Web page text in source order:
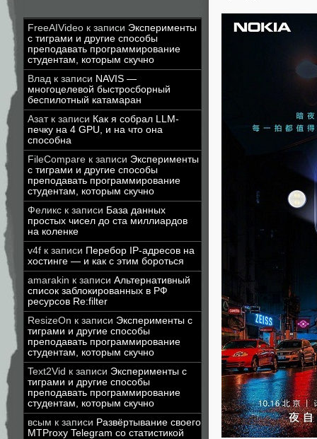
FreeAIVideo к записи Эксперименты
с тиграми и другие способы
преподавать программирование
студентам, которым скучно
Влад к записи NAVIS —
многоцелевой быстросборный
беспилотный катамаран
Азатк записи Как я собрал LLM-
печку на 4 GPU, и на что она
способна
FileCompare к записи Эксперименты
с тиграми и другие способы
преподавать программирование
студентам, которым скучно
Феликс к записи База данных
простых чисел до ста миллиардов
на коленке
v4f к записи Перебор IP-адресов на
хостинге — и как с этим бороться
amarakin к записи Альтернативный
список заблокированных в РФ
ресурсов Re:filter
ResizeOn к записи Эксперименты с
тиграми и другие способы
преподавать программирование
студентам, которым скучно
Text2Vid к записи Эксперименты с
тиграми и другие способы
преподавать программирование
студентам, которым скучно
всым к записи Развёртывание своего
MTProxy Telegram со статистикой